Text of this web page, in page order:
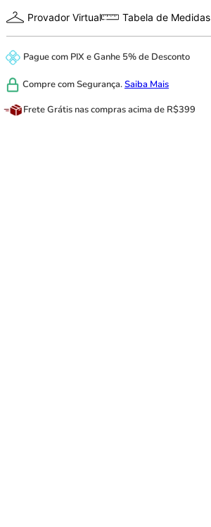
Provador Virtual Tabela de Medidas
Pague com PIX eGanhe 5% de Desconto
Compre comSegurança.Saiba Mais
Frete Grátis nas compras acima de R$399